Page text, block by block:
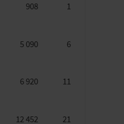
908 1
5 090 6
6 920 11
12 452 21